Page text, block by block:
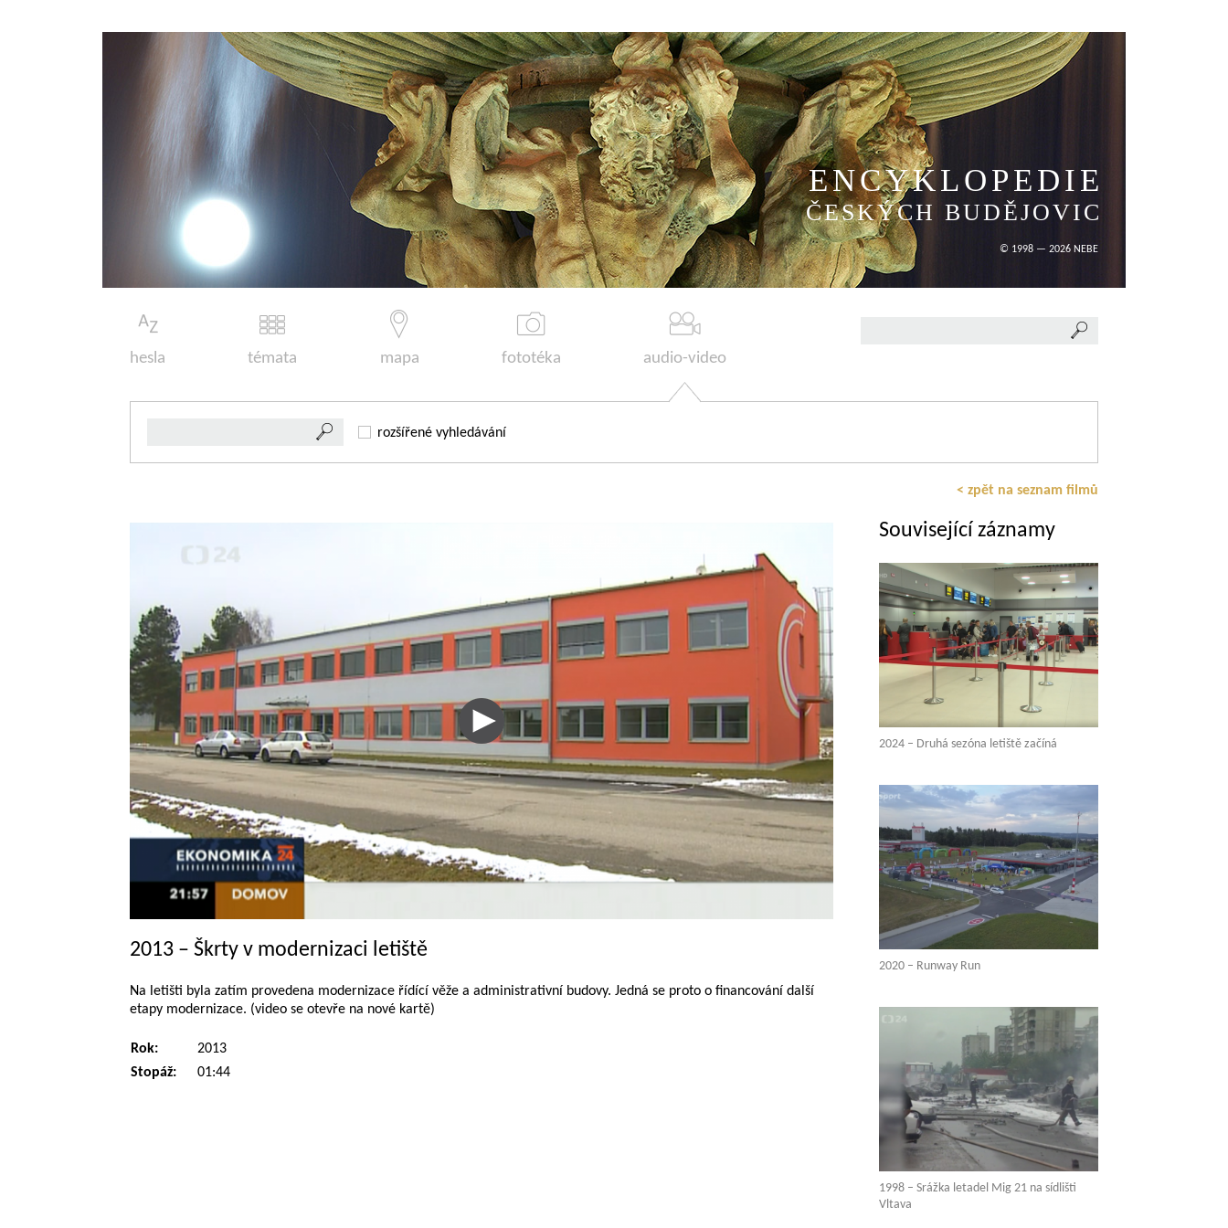
ENCYKLOPEDIE
ČESKÝCH BUDĚJOVIC
© 1998 — 2026 NEBE
hesla témata mapa fototéka audio-video
rozšířené vyhledávání
< zpět na seznam filmů
2013 – Škrty v modernizaci letiště
Na letišti byla zatím provedena modernizace řídící věže a administrativní budovy. Jedná se proto o financování další
etapy modernizace. (video se otevře na nové kartě)
Rok:
2013
Stopáž:
01:44
Související záznamy
2024 – Druhá sezóna letiště začíná
2020 – Runway Run
1998 – Srážka letadel Mig 21 na sídlišti
Vltava